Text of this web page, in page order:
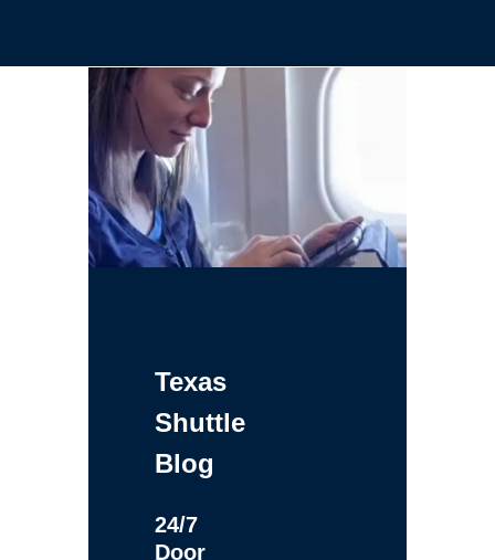
Texas
Shuttle
Blog
24/7
Door